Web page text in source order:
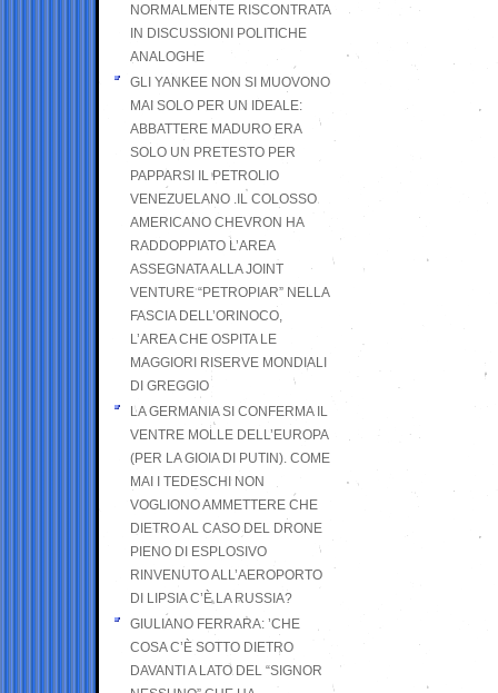
NORMALMENTE RISCONTRATA
IN DISCUSSIONI POLITICHE
ANALOGHE
GLI YANKEE NON SI MUOVONO
MAI SOLO PER UN IDEALE:
ABBATTERE MADURO ERA
SOLO UN PRETESTO PER
PAPPARSI IL PETROLIO
VENEZUELANO .IL COLOSSO
AMERICANO CHEVRON HA
RADDOPPIATO L’AREA
ASSEGNATA ALLA JOINT
VENTURE “PETROPIAR” NELLA
FASCIA DELL’ORINOCO,
L’AREA CHE OSPITA LE
MAGGIORI RISERVE MONDIALI
DI GREGGIO
LA GERMANIA SI CONFERMA IL
VENTRE MOLLE DELL’EUROPA
(PER LA GIOIA DI PUTIN). COME
MAI I TEDESCHI NON
VOGLIONO AMMETTERE CHE
DIETRO AL CASO DEL DRONE
PIENO DI ESPLOSIVO
RINVENUTO ALL’AEROPORTO
DI LIPSIA C’È LA RUSSIA?
GIULIANO FERRARA: ’CHE
COSA C’È SOTTO DIETRO
DAVANTI A LATO DEL “SIGNOR